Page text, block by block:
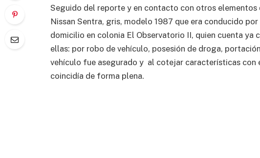
Seguido del reporte y en contacto con otros
Nissan Sentra, gris, modelo 1987 que era conducido
domicilio en colonia El Observatorio II, quien cuenta ya
ellas: por robo de vehículo, posesión de droga,
vehículo fue asegurado y al cotejar características con
coincidía de forma plena.